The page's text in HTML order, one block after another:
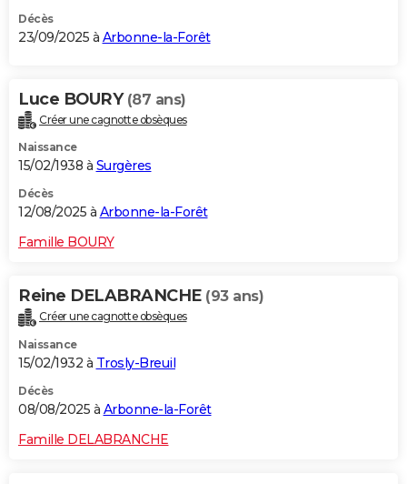
Décès
23/09/2025 à Arbonne-la-Forêt
Luce BOURY (87 ans)
Créer une cagnotte obsèques
Naissance
15/02/1938 à Surgères
Décès
12/08/2025 à Arbonne-la-Forêt
Famille BOURY
Reine DELABRANCHE (93 ans)
Créer une cagnotte obsèques
Naissance
15/02/1932 à Trosly-Breuil
Décès
08/08/2025 à Arbonne-la-Forêt
Famille DELABRANCHE